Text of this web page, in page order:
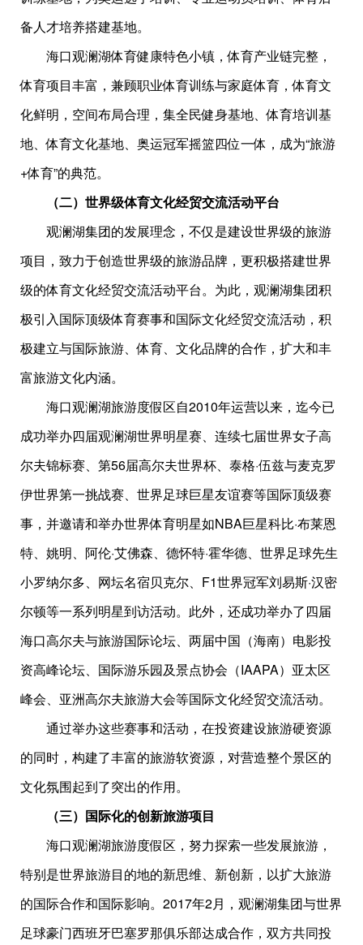
备人才培养搭建基地。
海口观澜湖体育健康特色小镇，体育产业链完整，
体育项目丰富，兼顾职业体育训练与家庭体育，体育文
化鲜明，空间布局合理，集全民健身基地、体育培训基
地、体育文化基地、奥运冠军摇篮四位一体，成为“旅游
+体育”的典范。
（二）世界级体育文化经贸交流活动平台
观澜湖集团的发展理念，不仅是建设世界级的旅游
项目，致力于创造世界级的旅游品牌，更积极搭建世界
级的体育文化经贸交流活动平台。为此，观澜湖集团积
极引入国际顶级体育赛事和国际文化经贸交流活动，积
极建立与国际旅游、体育、文化品牌的合作，扩大和丰
富旅游文化内涵。
海口观澜湖旅游度假区自2010年运营以来，迄今已
成功举办四届观澜湖世界明星赛、连续七届世界女子高
尔夫锦标赛、第56届高尔夫世界杯、泰格·伍兹与麦克罗
伊世界第一挑战赛、世界足球巨星友谊赛等国际顶级赛
事，并邀请和举办世界体育明星如NBA巨星科比·布莱恩
特、姚明、阿伦·艾佛森、德怀特·霍华德、世界足球先生
小罗纳尔多、网坛名宿贝克尔、F1世界冠军刘易斯·汉密
尔顿等一系列明星到访活动。此外，还成功举办了四届
海口高尔夫与旅游国际论坛、两届中国（海南）电影投
资高峰论坛、国际游乐园及景点协会（IAAPA）亚太区
峰会、亚洲高尔夫旅游大会等国际文化经贸交流活动。
通过举办这些赛事和活动，在投资建设旅游硬资源
的同时，构建了丰富的旅游软资源，对营造整个景区的
文化氛围起到了突出的作用。
（三）国际化的创新旅游项目
海口观澜湖旅游度假区，努力探索一些发展旅游，
特别是世界旅游目的地的新思维、新创新，以扩大旅游
的国际合作和国际影响。2017年2月，观澜湖集团与世界
足球豪门西班牙巴塞罗那俱乐部达成合作，双方共同投